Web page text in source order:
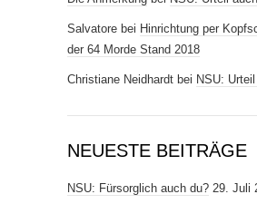
Salvatore bei Hinrichtung per
der 64 Morde Stand 2018
Christiane Neidhardt bei NSU:
NEUESTE BEITRÄGE
NSU: Fürsorglich auch du? 29. Juli